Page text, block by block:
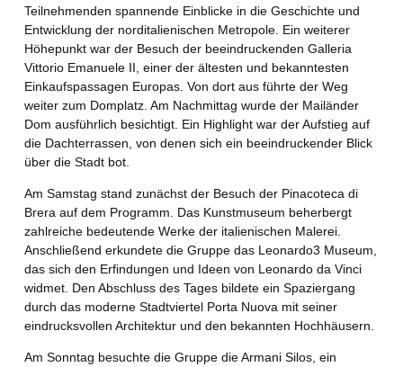
Teilnehmenden spannende Einblicke in die Geschichte und
Entwicklung der norditalienischen Metropole. Ein weiterer
Höhepunkt war der Besuch der beeindruckenden Galleria
Vittorio Emanuele II, einer der ältesten und bekanntesten
Einkaufspassagen Europas. Von dort aus führte der Weg
weiter zum Domplatz. Am Nachmittag wurde der Mailänder
Dom ausführlich besichtigt. Ein Highlight war der Aufstieg auf
die Dachterrassen, von denen sich ein beeindruckender Blick
über die Stadt bot.
Am Samstag stand zunächst der Besuch der Pinacoteca di
Brera auf dem Programm. Das Kunstmuseum beherbergt
zahlreiche bedeutende Werke der italienischen Malerei.
Anschließend erkundete die Gruppe das Leonardo3 Museum,
das sich den Erfindungen und Ideen von Leonardo da Vinci
widmet. Den Abschluss des Tages bildete ein Spaziergang
durch das moderne Stadtviertel Porta Nuova mit seiner
eindrucksvollen Architektur und den bekannten Hochhäusern.
Am Sonntag besuchte die Gruppe die Armani Silos, ein